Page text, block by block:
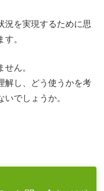
況を実現するために思
。
ん。
解し、どう使うかを考
でしょうか。